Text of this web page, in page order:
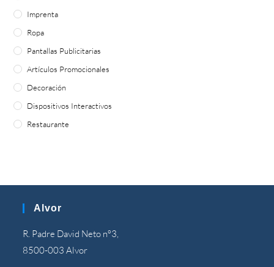
Imprenta
Ropa
Pantallas Publicitarias
Artículos Promocionales
Decoración
Dispositivos Interactivos
Restaurante
Alvor
R. Padre David Neto nº3,
8500-003 Alvor